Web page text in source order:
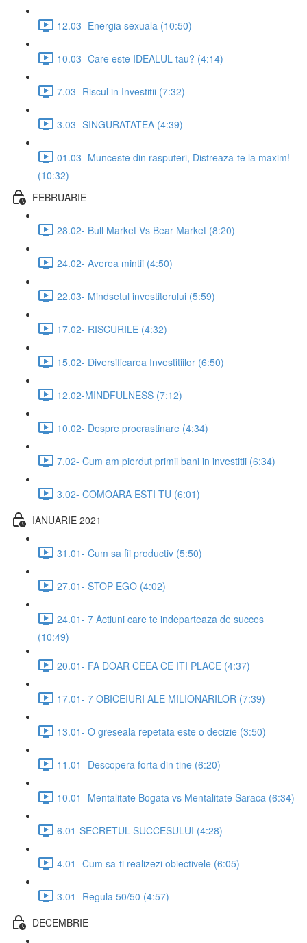
12.03- Energia sexuala (10:50)
10.03- Care este IDEALUL tau? (4:14)
7.03- Riscul in Investitii (7:32)
3.03- SINGURATATEA (4:39)
01.03- Munceste din rasputeri, Distreaza-te la maxim!
(10:32)
FEBRUARIE
28.02- Bull Market Vs Bear Market (8:20)
24.02- Averea mintii (4:50)
22.03- Mindsetul investitorului (5:59)
17.02- RISCURILE (4:32)
15.02- Diversificarea Investitiilor (6:50)
12.02-MINDFULNESS (7:12)
10.02- Despre procrastinare (4:34)
7.02- Cum am pierdut primii bani in investitii (6:34)
3.02- COMOARA ESTI TU (6:01)
IANUARIE 2021
31.01- Cum sa fii productiv (5:50)
27.01- STOP EGO (4:02)
24.01- 7 Actiuni care te indeparteaza de succes
(10:49)
20.01- FA DOAR CEEA CE ITI PLACE (4:37)
17.01- 7 OBICEIURI ALE MILIONARILOR (7:39)
13.01- O greseala repetata este o decizie (3:50)
11.01- Descopera forta din tine (6:20)
10.01- Mentalitate Bogata vs Mentalitate Saraca (6:34)
6.01-SECRETUL SUCCESULUI (4:28)
4.01- Cum sa-ti realizezi obiectivele (6:05)
3.01- Regula 50/50 (4:57)
DECEMBRIE